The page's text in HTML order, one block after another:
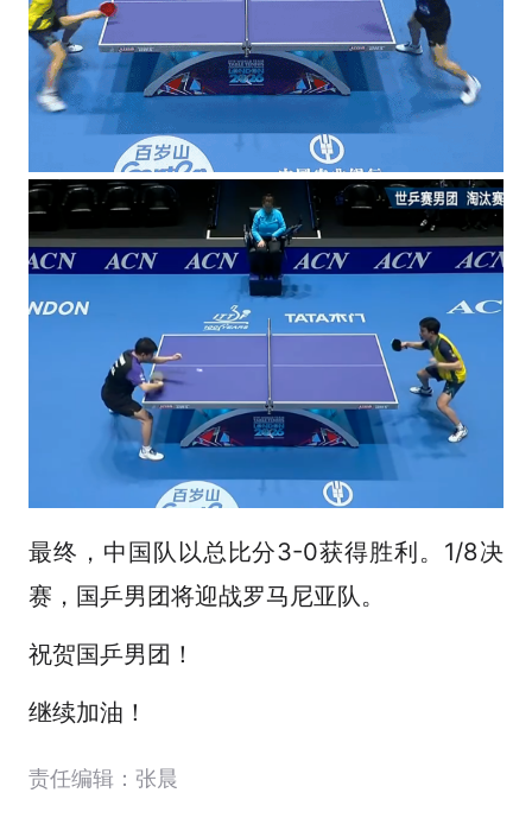
最终，中国队以总比分3-0获得胜利。1/8决
赛，国乒男团将迎战罗马尼亚队。
祝贺国乒男团！
继续加油！
责任编辑：张晨